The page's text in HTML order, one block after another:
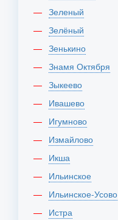
Зеленый
Зелёный
Зенькино
Знамя Октября
Зыкеево
Ивашево
Игумново
Измайлово
Икша
Ильинское
Ильинское-Усово
Истра